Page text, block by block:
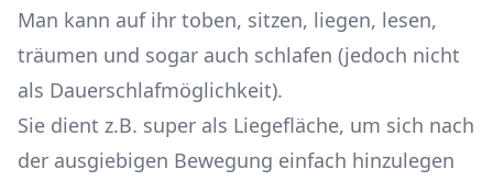
Man kann auf ihr toben, sitzen, liegen, lesen,
träumen und sogar auch schlafen (jedoch nicht
als Dauerschlafmöglichkeit).
Sie dient z.B. super als Liegefläche, um sich nach
der ausgiebigen Bewegung einfach hinzulegen